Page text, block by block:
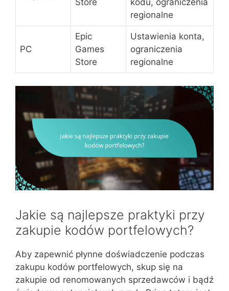
regionalne
PC
Epic
Games
Store
Ustawienia konta,
ograniczenia
regionalne
Jakie są najlepsze praktyki przy
zakupie kodów portfelowych?
Aby zapewnić płynne doświadczenie podczas
zakupu kodów portfelowych, skup się na
zakupie od renomowanych sprzedawców i bądź